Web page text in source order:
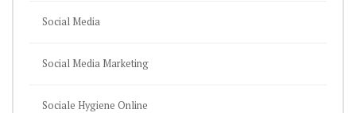
Social Media
Social Media Marketing
Sociale Hygiene Online